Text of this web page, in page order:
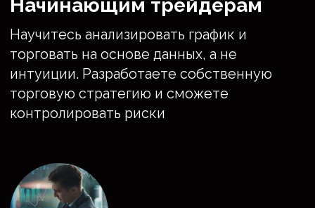
основым источником дохода
челендж в
компании
2016
трейдер с
года FTMO
Отзывы учеников